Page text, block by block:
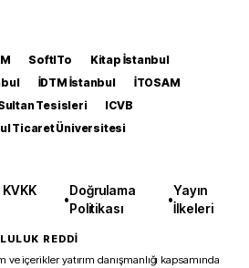
SoftITo
Kitap İstanbul
İDTM İstanbul
İTOSAM
Tesisleri
ICVB
Ticaret Üniversitesi
•
Doğrulama
Politikası
•
Yayın
İlkeleri
REDDİ
içerikler yatırım danışmanlığı kapsamında